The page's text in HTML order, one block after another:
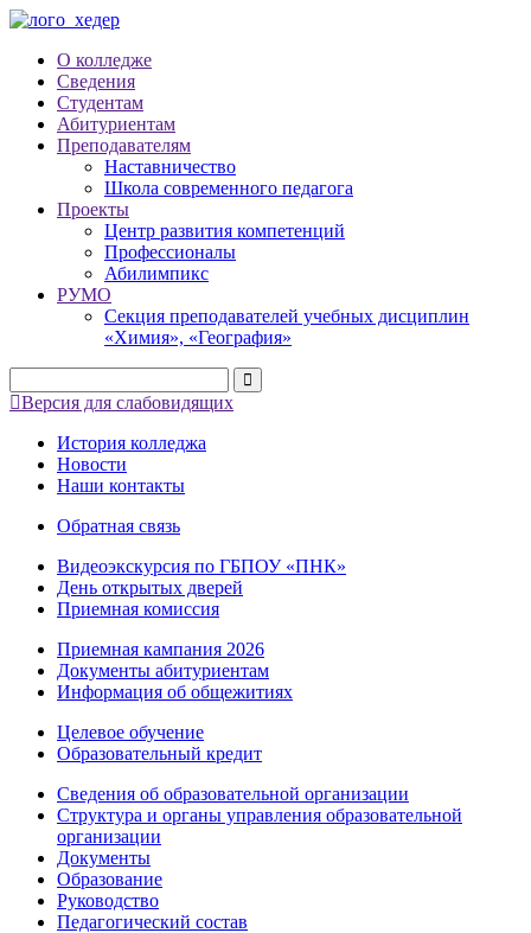
О колледже
Сведения
Студентам
Абитуриентам
Преподавателям
Наставничество
Школа современного педагога
Проекты
Центр развития компетенций
Профессионалы
Абилимпикс
РУМО
Секция преподавателей учебных дисциплин
«Химия», «География»
Версия для слабовидящих
История колледжа
Новости
Наши контакты
Обратная связь
Видеоэкскурсия по ГБПОУ «ПНК»
День открытых дверей
Приемная комиссия
Приемная кампания 2026
Дoкументы абитуриентам
Информация об общежитиях
Целевое обучение
Образовательный кредит
Сведения об образовательной организации
Структура и органы управления образовательной
организации
Документы
Образование
Руководство
Педагогический состав